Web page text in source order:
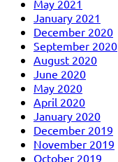
May 2021
January 2021
December 2020
September 2020
August 2020
June 2020
May 2020
April 2020
January 2020
December 2019
November 2019
October 2019